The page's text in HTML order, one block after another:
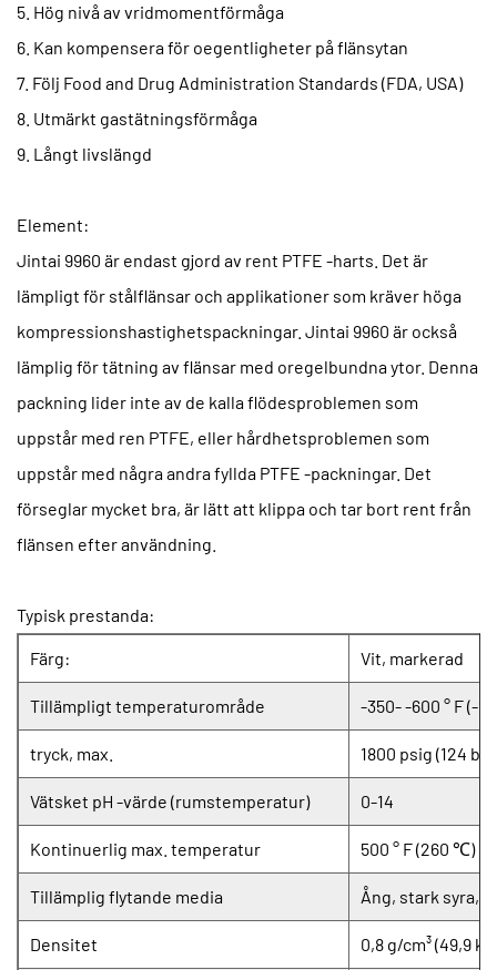
5. Hög nivå av vridmomentförmåga
6. Kan kompensera för oegentligheter på flänsytan
7. Följ Food and Drug Administration Standards (FDA, USA)
8. Utmärkt gastätningsförmåga
9. Långt livslängd
Element:
Jintai 9960 är endast gjord av rent PTFE -harts. Det är
lämpligt för stålflänsar och applikationer som kräver höga
kompressionshastighetspackningar. Jintai 9960 är också
lämplig för tätning av flänsar med oregelbundna ytor. Denna
packning lider inte av de kalla flödesproblemen som
uppstår med ren PTFE, eller hårdhetsproblemen som
uppstår med några andra fyllda PTFE -packningar. Det
förseglar mycket bra, är lätt att klippa och tar bort rent från
flänsen efter användning.
Typisk prestanda:
Färg: Vit, markerad
Tillämpligt temperaturområde -350- -600 ° F (-
tryck, max. 1800 psig (124
Vätsket pH -värde (rumstemperatur) 0-14
Kontinuerlig max. temperatur 500 ° F (260 ℃)
Tillämplig flytande media Ång, stark syra,
Densitet 0,8 g/cm³ (49,9